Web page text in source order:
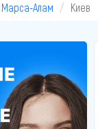
Марса-Алам Киев